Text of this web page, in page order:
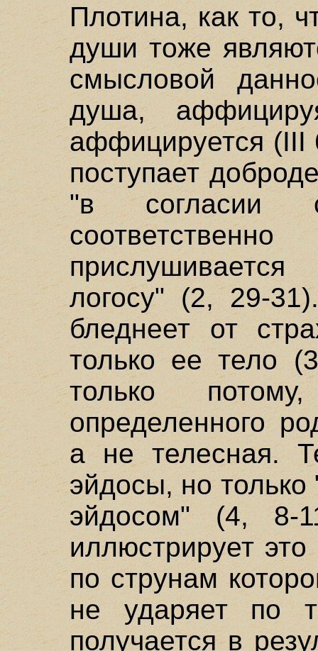
Плотина, как то,
души тоже
смысловой
душа,
аффицируется (III
поступает
"в согласии
логосу" (2, 29-
бледнеет от
только ее тело
только
определенного
а не телесная.
эйдосы, но только
эйдосом" (4, 8-
иллюстрирует
по струнам
не ударяет по
получается в